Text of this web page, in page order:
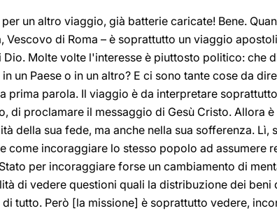
un altro viaggio, già batterie caricate! Bene.
di Roma – è soprattutto un viaggio
Molte volte l'interesse è piuttosto politico: che
un Paese o in un altro? E ci sono tante cose da
prima parola. Il viaggio è da interpretare
di proclamare il messaggio di Gesù Cristo. Allora
della sua fede, ma anche nella sua sofferenza. Lì,
come incoraggiare lo stesso popolo ad assumere
per incoraggiare forse un cambiamento di
di vedere questioni quali la distribuzione dei beni
tutto. Però [la missione] è soprattutto vedere,